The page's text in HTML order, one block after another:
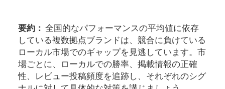
要約： 全国的なパフォーマンスの平均値に依存
している複数拠点ブランドは、競合に負けている
ローカル市場でのギャップを見逃しています。市
場ごとに、ローカルでの勝率、掲載情報の正確
性、レビュー投稿頻度を追跡し、それぞれのシグ